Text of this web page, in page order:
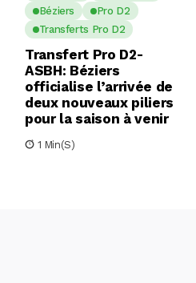
Béziers
Pro D2
Transferts Pro D2
Transfert Pro D2-
ASBH: Béziers
officialise l’arrivée de
deux nouveaux piliers
pour la saison à venir
1 Min(s)